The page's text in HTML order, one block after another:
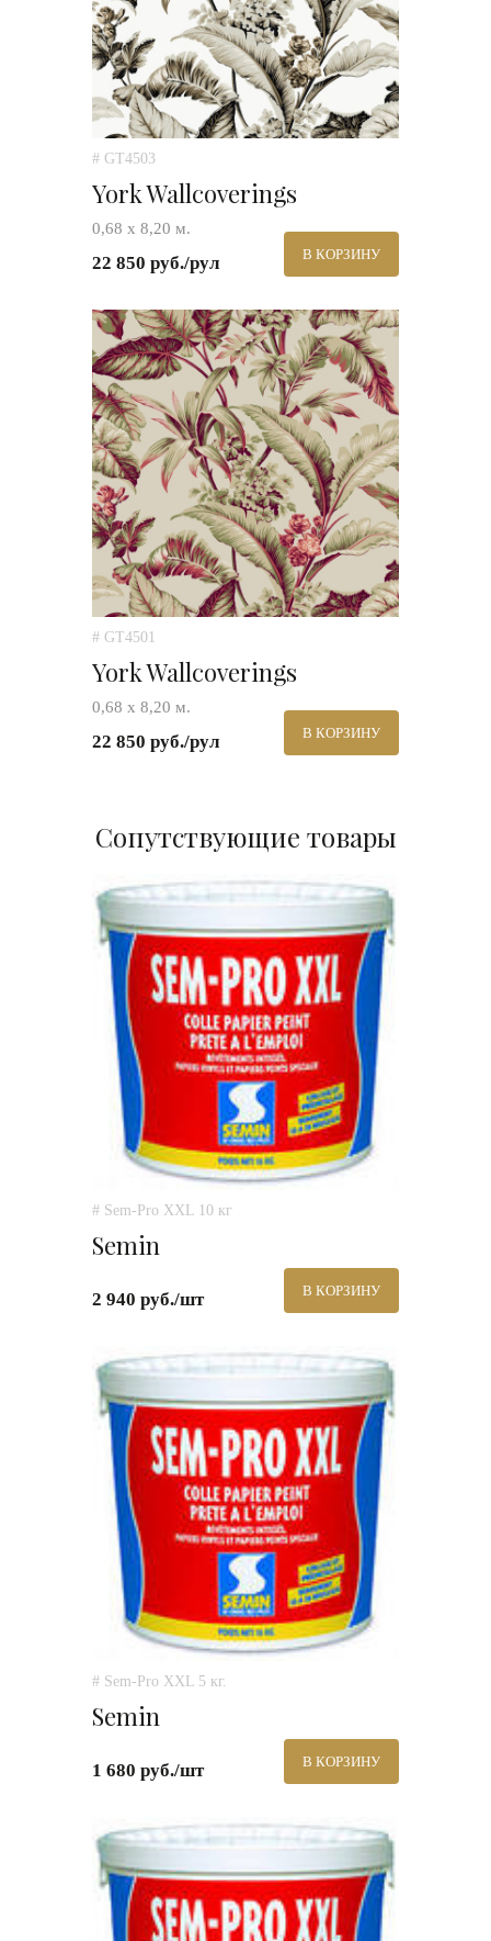
# GT4503
York Wallcoverings
0,68 х 8,20 м.
22 850 руб./рул В КОРЗИНУ
# GT4501
York Wallcoverings
0,68 х 8,20 м.
22 850 руб./рул В КОРЗИНУ
Сопутствующие товары
# Sem-Pro XXL 10 кг
Semin
2 940 руб./шт В КОРЗИНУ
# Sem-Pro XXL 5 кг.
Semin
1 680 руб./шт В КОРЗИНУ